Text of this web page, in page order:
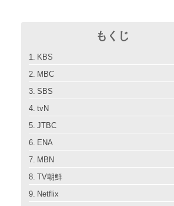
もくじ
KBS
MBC
SBS
tvN
JTBC
ENA
MBN
TV朝鮮
Netflix